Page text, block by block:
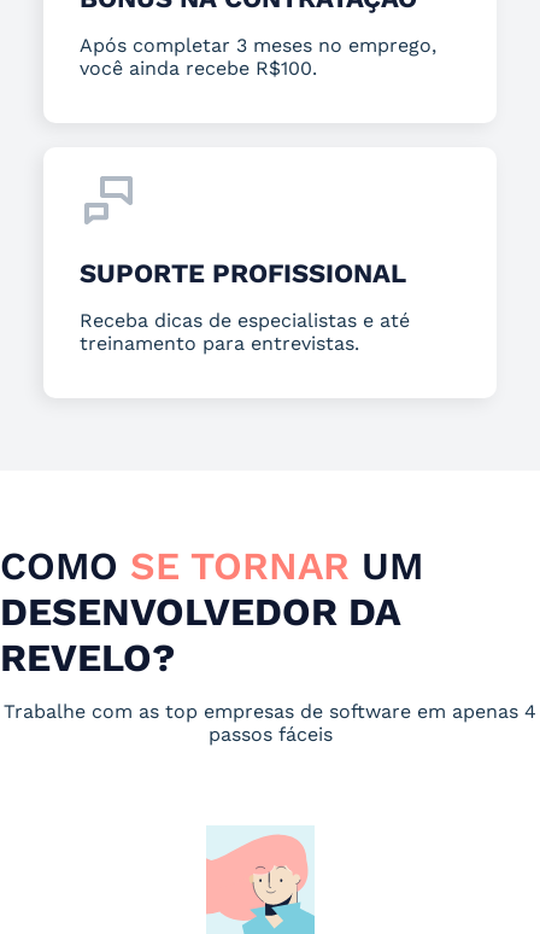
Após completar 3 meses no emprego,
você ainda recebe R$100.
SUPORTE PROFISSIONAL
Receba dicas de especialistas e até
treinamento para entrevistas.
COMO SE TORNAR UM
DESENVOLVEDOR DA
REVELO?
Trabalhe com as top empresas de software em apenas 4
passos fáceis